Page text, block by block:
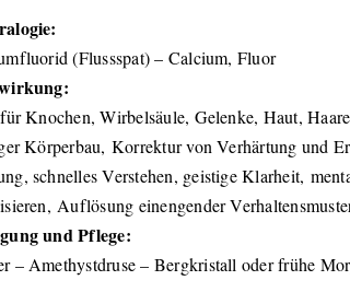
(Flussspat) – Calcium, Fluor
Knochen, Wirbelsäule, Gelenke, Haut,
Körperbau, Korrektur von Verhärtung und
schnelles Verstehen, geistige Klarheit,
Auflösung einengender
und Pflege:
– Amethystdruse – Bergkristall oder frühe